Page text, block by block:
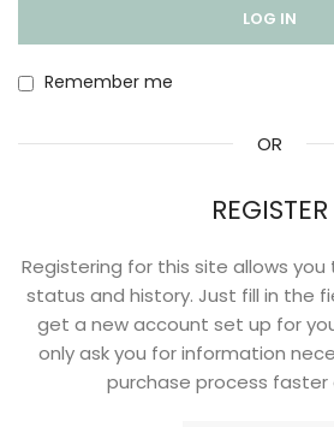
LOG IN
Remember me
OR
REGISTER
Registering for this site allows
status and history. Just fill in the
get a new account set up for
only ask you for information
purchase process faster